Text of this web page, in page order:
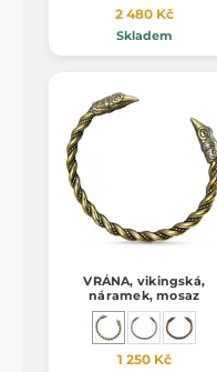
2 480 Kč
Skladem
VRÁNA, vikingská,
náramek, mosaz
1 250 Kč